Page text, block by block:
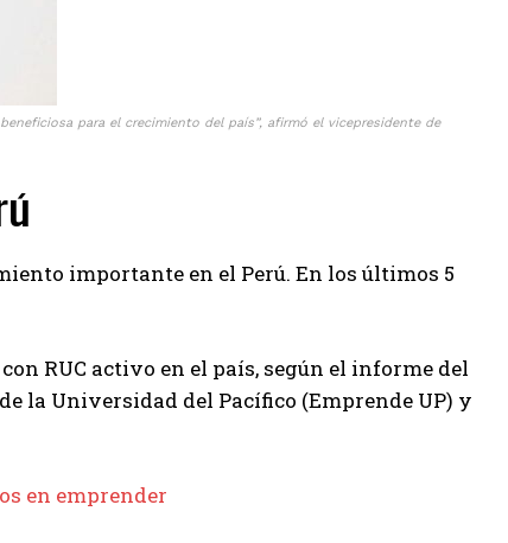
para el crecimiento del país”, afirmó el vicepresidente de
importante en el Perú. En los últimos 5
RUC activo en el país, según el informe del
la Universidad del Pacífico (Emprende UP) y
en emprender